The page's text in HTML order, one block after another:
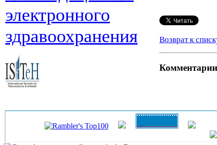
электронного
здравоохранения
Возврат к
Комментарии